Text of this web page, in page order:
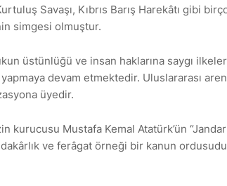
Savaşı, Kıbrıs Barış Harekâtı gibi
simgesi olmuştur.
üstünlüğü ve insan haklarına saygı
devam etmektedir. Uluslararası
üyedir.
kurucusu Mustafa Kemal Atatürk’ün
ve ferâgat örneği bir kanun